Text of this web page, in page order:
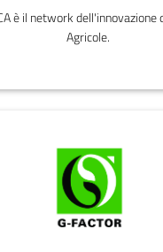
è il network dell'innovazione
Agricole.